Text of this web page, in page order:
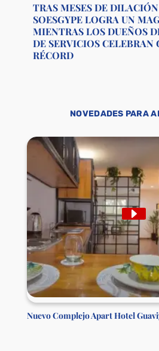
TRAS MESES DE
SOESGYPE LOGRA UN
MIENTRAS LOS DUEÑOS
DE SERVICIOS CELEBRAN
RÉCORD
NOVEDADES PARA
Nuevo Complejo Apart Hotel